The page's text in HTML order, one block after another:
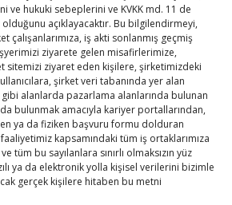
ve hukuki sebeplerini ve KVKK md. 11 de
olduğunu açıklayacaktır. Bu bilgilendirmeyi,
çalışanlarımıza, iş akti sonlanmış geçmiş
ziyarete gelen misafirlerimize,
sitemizi ziyaret eden kişilere, şirketimizdeki
şirket veri tabanında yer alan
alanlarda pazarlama alanlarında bulunan
bulunmak amacıyla kariyer portallarından,
ya da fiziken başvuru formu dolduran
kapsamındaki tüm iş ortaklarımıza
tüm bu sayılanlara sınırlı olmaksızın yüz
ya da elektronik yolla kişisel verilerini bizimle
gerçek kişilere hitaben bu metni
ve Sanayi Odası’nın yeni